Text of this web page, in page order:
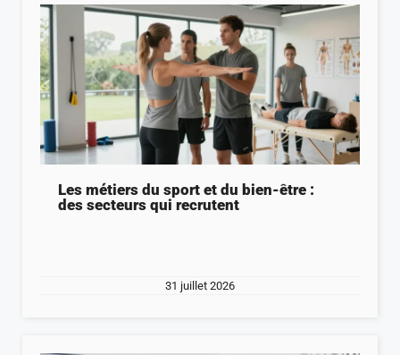
Les métiers du sport et du bien-être :
des secteurs qui recrutent
31 juillet 2026